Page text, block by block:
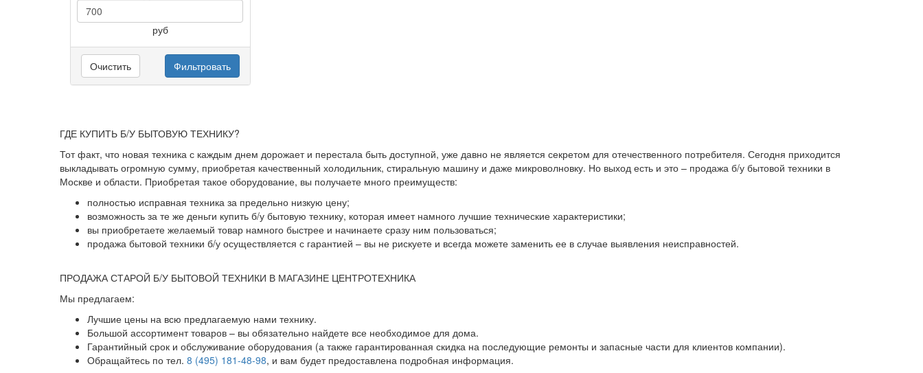
руб
Очистить Фильтровать
ГДЕ КУПИТЬ Б/У БЫТОВУЮ ТЕХНИКУ?
Тот факт, что новая техника с каждым днем дорожает и перестала быть доступной, уже давно не является секретом для отечественного потребителя. Сегодня приходится
выкладывать огромную сумму, приобретая качественный холодильник, стиральную машину и даже микроволновку. Но выход есть и это – продажа б/у бытовой техники в
Москве и области. Приобретая такое оборудование, вы получаете много преимуществ:
полностью исправная техника за предельно низкую цену;
возможность за те же деньги купить б/у бытовую технику, которая имеет намного лучшие технические характеристики;
вы приобретаете желаемый товар намного быстрее и начинаете сразу ним пользоваться;
продажа бытовой техники б/у осуществляется с гарантией – вы не рискуете и всегда можете заменить ее в случае выявления неисправностей.
ПРОДАЖА СТАРОЙ Б/У БЫТОВОЙ ТЕХНИКИ В МАГАЗИНЕ ЦЕНТРОТЕХНИКА
Мы предлагаем:
Лучшие цены на всю предлагаемую нами технику.
Большой ассортимент товаров – вы обязательно найдете все необходимое для дома.
Гарантийный срок и обслуживание оборудования (а также гарантированная скидка на последующие ремонты и запасные части для клиентов компании).
Обращайтесь по тел. 8 (495) 181-48-98, и вам будет предоставлена подробная информация.